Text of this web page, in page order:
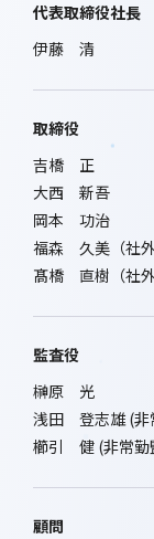
代表取締役社長
伊藤 清
取締役
吉橋 正
大西 新吾
岡本 功治
福森 久美（社外
髙橋 直樹（社外
監査役
榊原 光
浅田 登志雄 (非
櫛引 健 (非常勤
顧問